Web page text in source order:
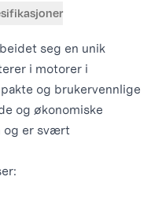
seg en unik
i motorer i
og brukervennlige
og økonomiske
og er svært